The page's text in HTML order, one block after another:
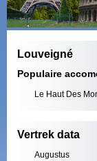
Louveigné
Populaire
Le Haut Des
Vertrek data
Augustus